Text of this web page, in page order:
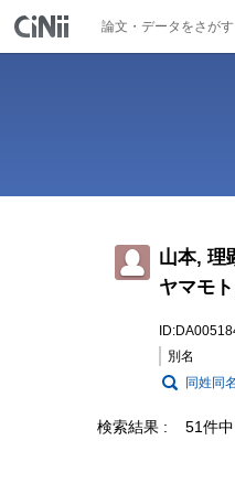
論文・データをさがす
山本, 理
ヤマモ
別名
同姓同
検索結果 51件